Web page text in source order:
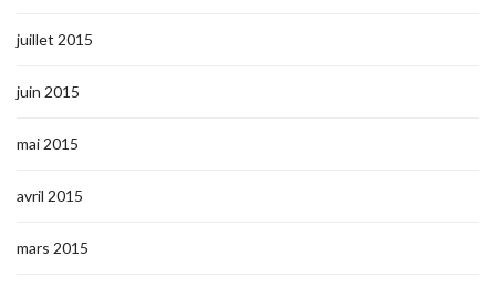
juillet 2015
juin 2015
mai 2015
avril 2015
mars 2015